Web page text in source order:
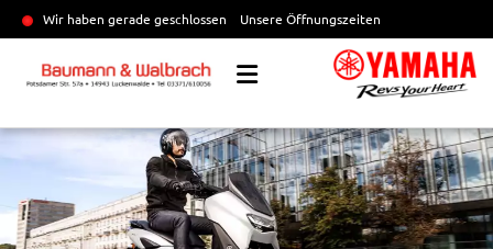
Wir haben gerade geschlossen Unsere Öffnungszeiten